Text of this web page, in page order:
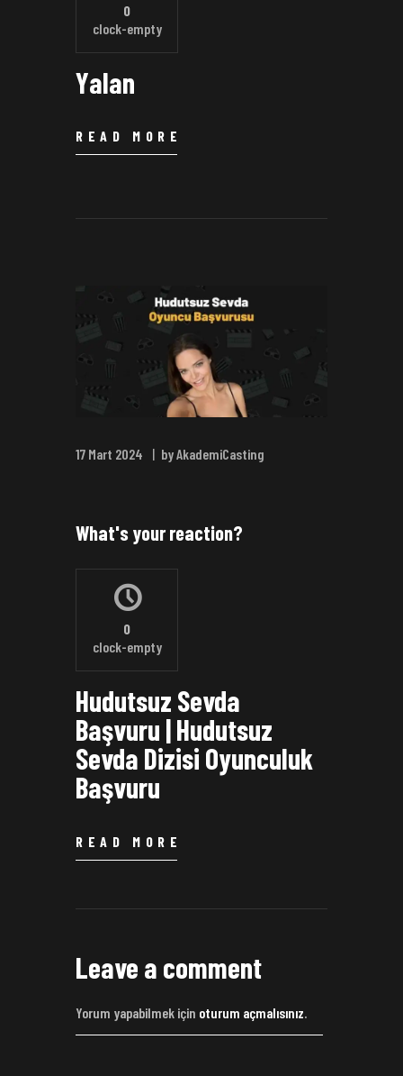
0
clock-empty
Yalan
READ MORE
17 Mart 2024 by AkademiCasting
What's your reaction?
0
clock-empty
Hudutsuz Sevda
Başvuru | Hudutsuz
Sevda Dizisi Oyunculuk
Başvuru
READ MORE
Leave a comment
Yorum yapabilmek için oturum açmalısınız.